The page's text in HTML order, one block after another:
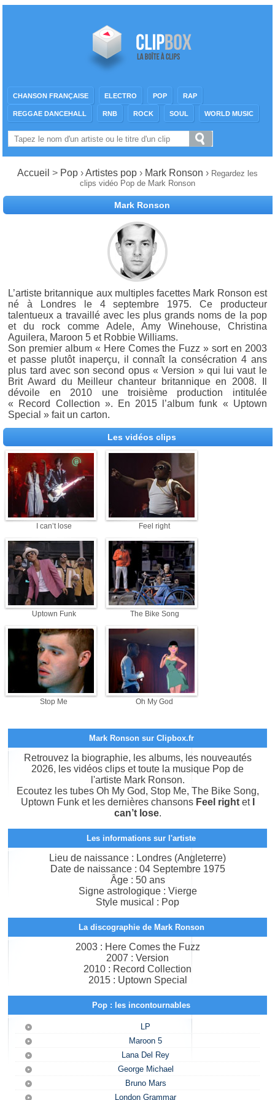
CHANSON FRANÇAISE ELECTRO POP RAP
REGGAE DANCEHALL RNB ROCK SOUL WORLD MUSIC
Accueil > Pop ›Artistes pop › Mark Ronson › Regardez les
clips vidéo Pop de Mark Ronson
Mark Ronson
L’artiste britannique aux multiples facettes Mark Ronson est
né à Londres le 4 septembre 1975. Ce producteur
talentueux a travaillé avec les plus grands noms de la pop
et du rock comme Adele, Amy Winehouse, Christina
Aguilera, Maroon 5 et Robbie Williams.
Son premier album « Here Comes the Fuzz » sort en 2003
et passe plutôt inaperçu, il connaît la consécration 4 ans
plus tard avec son second opus « Version » qui lui vaut le
Brit Award du Meilleur chanteur britannique en 2008. Il
dévoile en 2010 une troisième production intitulée
« Record Collection ». En 2015 l’album funk « Uptown
Special » fait un carton.
Les vidéos clips
I can’t lose Feel right
Uptown Funk The Bike Song
Stop Me Oh My God
Mark Ronson sur Clipbox.fr
Retrouvez la biographie, les albums, les nouveautés
2026, les vidéos clips et toute la musique Pop de
l'artiste Mark Ronson.
Ecoutez les tubes Oh My God, Stop Me, The Bike Song,
Uptown Funk et les dernières chansons Feel rightet
can’t lose.
Les informations sur l'artiste
Lieu de naissance : Londres (Angleterre)
Date de naissance : 04 Septembre 1975
Âge : 50 ans
Signe astrologique : Vierge
Style musical : Pop
La discographie de Mark Ronson
2003 : Here Comes the Fuzz
2007 : Version
2010 : Record Collection
2015 : Uptown Special
Pop : les incontournables
LP
Maroon 5
Lana Del Rey
George Michael
Bruno Mars
London Grammar